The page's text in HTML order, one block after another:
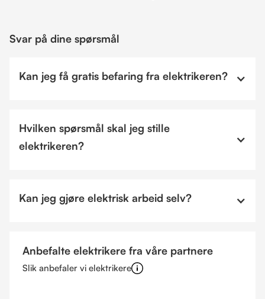
Svar på dine spørsmål
Kan jeg få gratis befaring fra elektrikeren?
Hvilken spørsmål skal jeg stille
elektrikeren?
Kan jeg gjøre elektrisk arbeid selv?
Anbefalte elektrikere fra våre partnere
Slik anbefaler vi elektrikere